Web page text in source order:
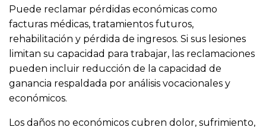
Puede reclamar pérdidas económicas como
facturas médicas, tratamientos futuros,
rehabilitación y pérdida de ingresos. Si sus lesiones
limitan su capacidad para trabajar, las reclamaciones
pueden incluir reducción de la capacidad de
ganancia respaldada por análisis vocacionales y
económicos.
Los daños no económicos cubren dolor, sufrimiento,